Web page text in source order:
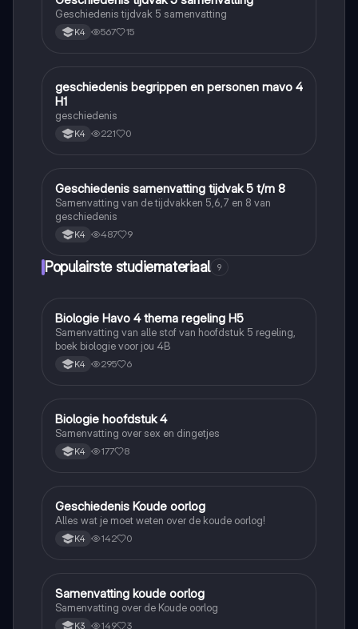
Geschiedenis tijdvak 5 samenvatting
K4 567 15
Geschiedenis
geschiedenis begrippen en personen mavo 4
H1
geschiedenis
K4 221 0
Geschiedenis
Geschiedenis samenvatting tijdvak 5 t/m 8
Samenvatting van de tijdvakken 5,6,7 en 8 van
geschiedenis
K4 487 9
Populairste studiemateriaal 9
Biologie
Biologie Havo 4 thema regeling H5
Samenvatting van alle stof van hoofdstuk 5 regeling,
boek biologie voor jou 4B
K4 295 6
Biologie
Biologie hoofdstuk 4
Samenvatting over sex en dingetjes
K4 177 8
Geschiedenis
Geschiedenis Koude oorlog
Alles wat je moet weten over de koude oorlog!
K4 142 0
Geschiedenis
Samenvatting koude oorlog
Samenvatting over de Koude oorlog
K3 149 3